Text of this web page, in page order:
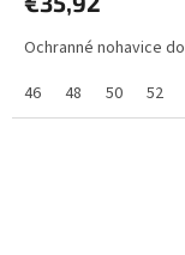
Ochranné nohavice
46
48 50 52